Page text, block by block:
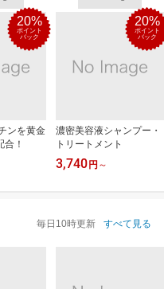
20%
ポイント
バック
ンを黄金
！
20%
ポイント
バック
濃密美容液シャンプー・
トリートメント
3,740 円 ～
毎日10時更新 すべて見る